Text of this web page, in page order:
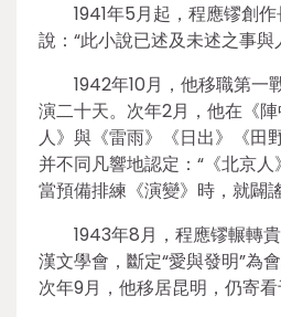
1941年5月起，程應镠創
說：“此小說已述及未述之事與
1942年10月，他移職第
演二十天。次年2月，他在《
人》與《雷雨》《日出》《田
并不同凡響地認定：“《北京
當預備排練《演變》時，就闢
1943年8月，程應镠輾轉
漢文學會，斷定“愛與發明”為
次年9月，他移居昆明，仍寄